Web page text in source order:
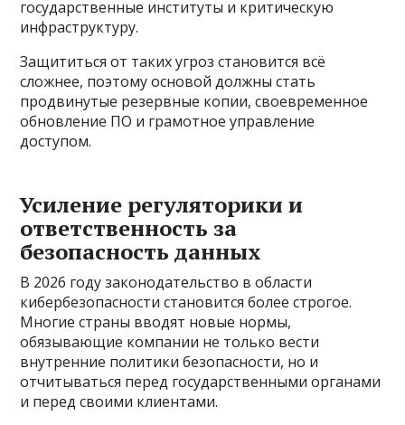
государственные институты и критическую
инфраструктуру.
Защититься от таких угроз становится всё
сложнее, поэтому основой должны стать
продвинутые резервные копии, своевременное
обновление ПО и грамотное управление
доступом.
Усиление регуляторики и
ответственность за
безопасность данных
В 2026 году законодательство в области
кибербезопасности становится более строгое.
Многие страны вводят новые нормы,
обязывающие компании не только вести
внутренние политики безопасности, но и
отчитываться перед государственными органами
и перед своими клиентами.